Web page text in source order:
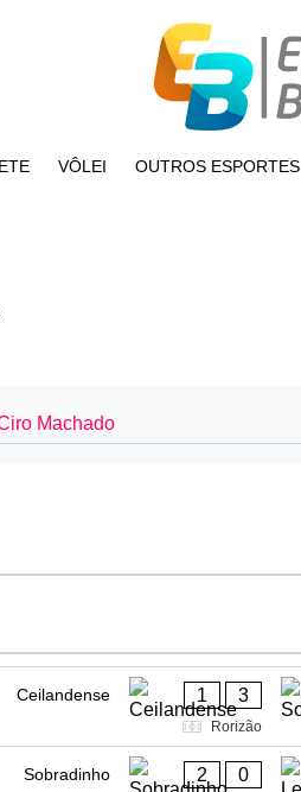
VÔLEI OUTROS ESPORTES
Machado
Ceilandense 1 3
Rorizão
Sobradinho 2 0